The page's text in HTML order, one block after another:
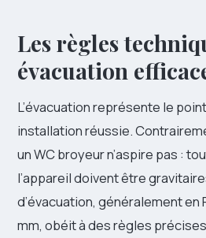
Les règles
évacuation
L’évacuation représente le
installation réussie.
un WC broyeur n’aspire pas :
l’appareil doivent être
d’évacuation, généralement en
mm, obéit à des règles